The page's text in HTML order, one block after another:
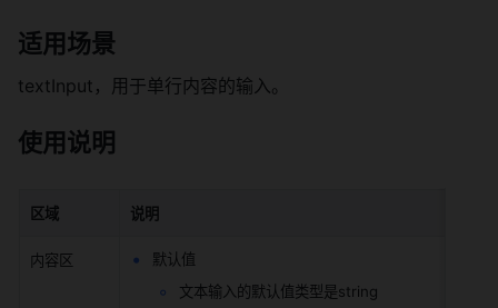
适用场景
textInput，用于单行内容的输入。
使用说明
区域 说明
内容区
默认值
文本输入的默认值类型是string